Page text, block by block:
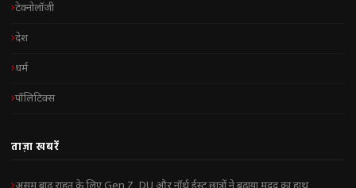
टेक्नोलॉजी
देश
धर्म
पॉलिटिक्स
ताज़ा खबरें